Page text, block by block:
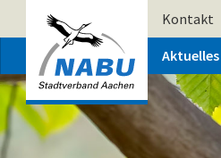
Kontakt
Aktuelles